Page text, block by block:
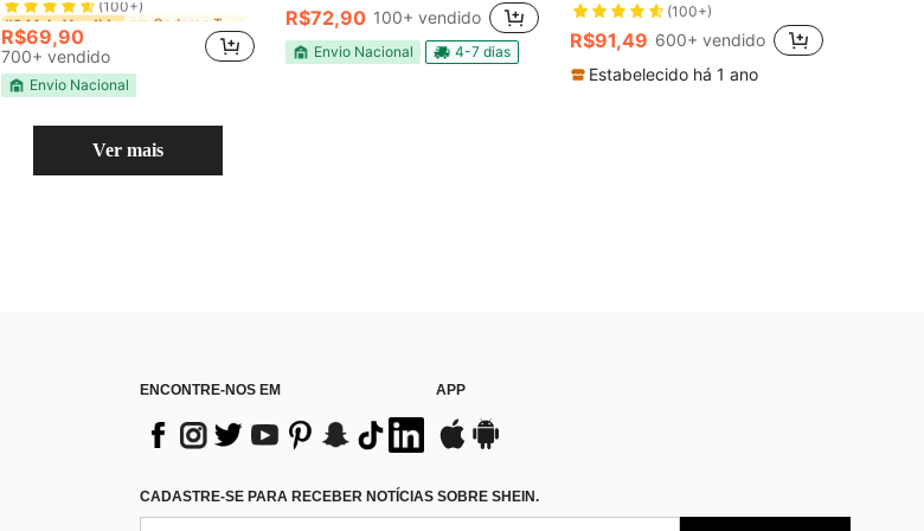
#2 Mais Vendido
#2 Mais Vendido
#2 Mais Vendido
em Cadarço Tênis infantil
(100+)
R$69,90
700+ vendido
Envio Nacional
R$72,90 100+ vendido
Envio Nacional 4-7 dias
(100+)
R$91,49 600+ vendido
Estabelecido há 1 ano
Ver mais
ENCONTRE-NOS EM APP
CADASTRE-SE PARA RECEBER NOTÍCIAS SOBRE SHEIN.